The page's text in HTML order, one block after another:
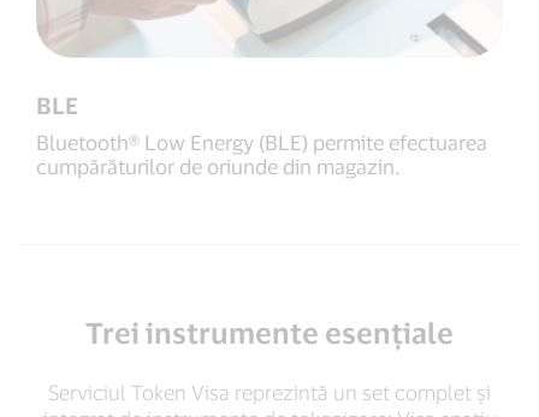
BLE
Bluetooth® Low Energy (BLE) permite efectuarea
cumpărăturilor de oriunde din magazin.
Trei instrumente esențiale
Serviciul Token Visa reprezintă un set complet și